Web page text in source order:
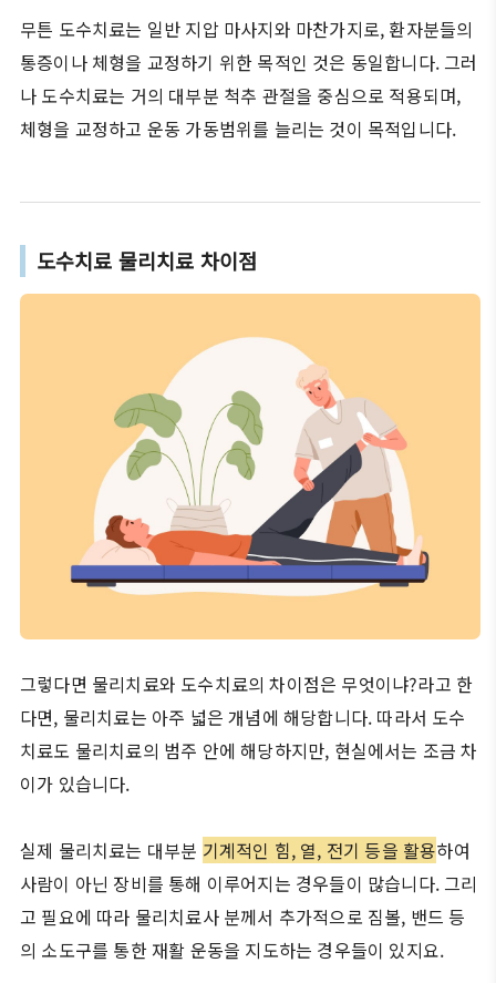
무튼 도수치료는 일반 지압 마사지와 마찬가지로, 환자분들의
통증이나 체형을 교정하기 위한 목적인 것은 동일합니다. 그러
나 도수치료는 거의 대부분 척추 관절을 중심으로 적용되며,
체형을 교정하고 운동 가동범위를 늘리는 것이 목적입니다.
도수치료 물리치료 차이점
그렇다면 물리치료와 도수치료의 차이점은 무엇이냐?라고 한
다면, 물리치료는 아주 넓은 개념에 해당합니다. 따라서 도수
치료도 물리치료의 범주 안에 해당하지만, 현실에서는 조금 차
이가 있습니다.
실제 물리치료는 대부분 기계적인 힘, 열, 전기 등을 활용하여
사람이 아닌 장비를 통해 이루어지는 경우들이 많습니다. 그리
고 필요에 따라 물리치료사 분께서 추가적으로 짐볼, 밴드 등
의 소도구를 통한 재활 운동을 지도하는 경우들이 있지요.